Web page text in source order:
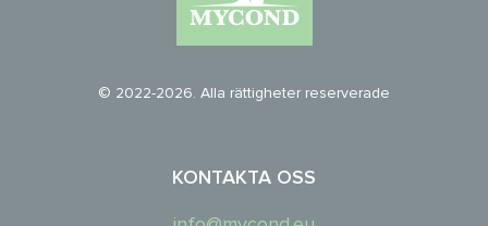
© 2022-2026. Alla rättigheter reserverade
KONTAKTA OSS